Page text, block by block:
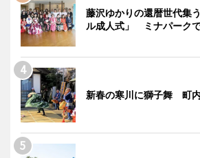
藤沢ゆかりの還暦世代集
ル成人式」 ミナパーク
新春の寒川に獅子舞 町